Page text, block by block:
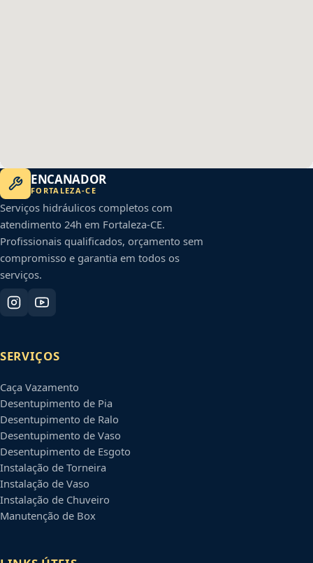
ENCANADOR
FORTALEZA-CE
Serviços hidráulicos completos com
atendimento 24h em Fortaleza-CE.
Profissionais qualificados, orçamento sem
compromisso e garantia em todos os
serviços.
SERVIÇOS
Caça Vazamento
Desentupimento de Pia
Desentupimento de Ralo
Desentupimento de Vaso
Desentupimento de Esgoto
Instalação de Torneira
Instalação de Vaso
Instalação de Chuveiro
Manutenção de Box